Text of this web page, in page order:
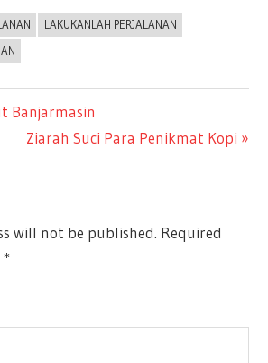
LAKUKANLAH PERJALANAN
Banjarmasin
Next
Ziarah Suci Para Penikmat Kopi
will not be published. Required
*